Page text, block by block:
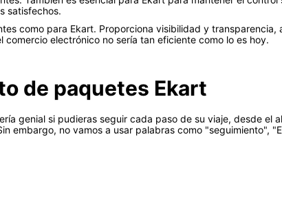
satisfechos.
como para Ekart. Proporciona visibilidad y transparencia,
electrónico no sería tan eficiente como lo es hoy.
de paquetes Ekart
genial si pudieras seguir cada paso de su viaje, desde el
embargo, no vamos a usar palabras como "seguimiento",